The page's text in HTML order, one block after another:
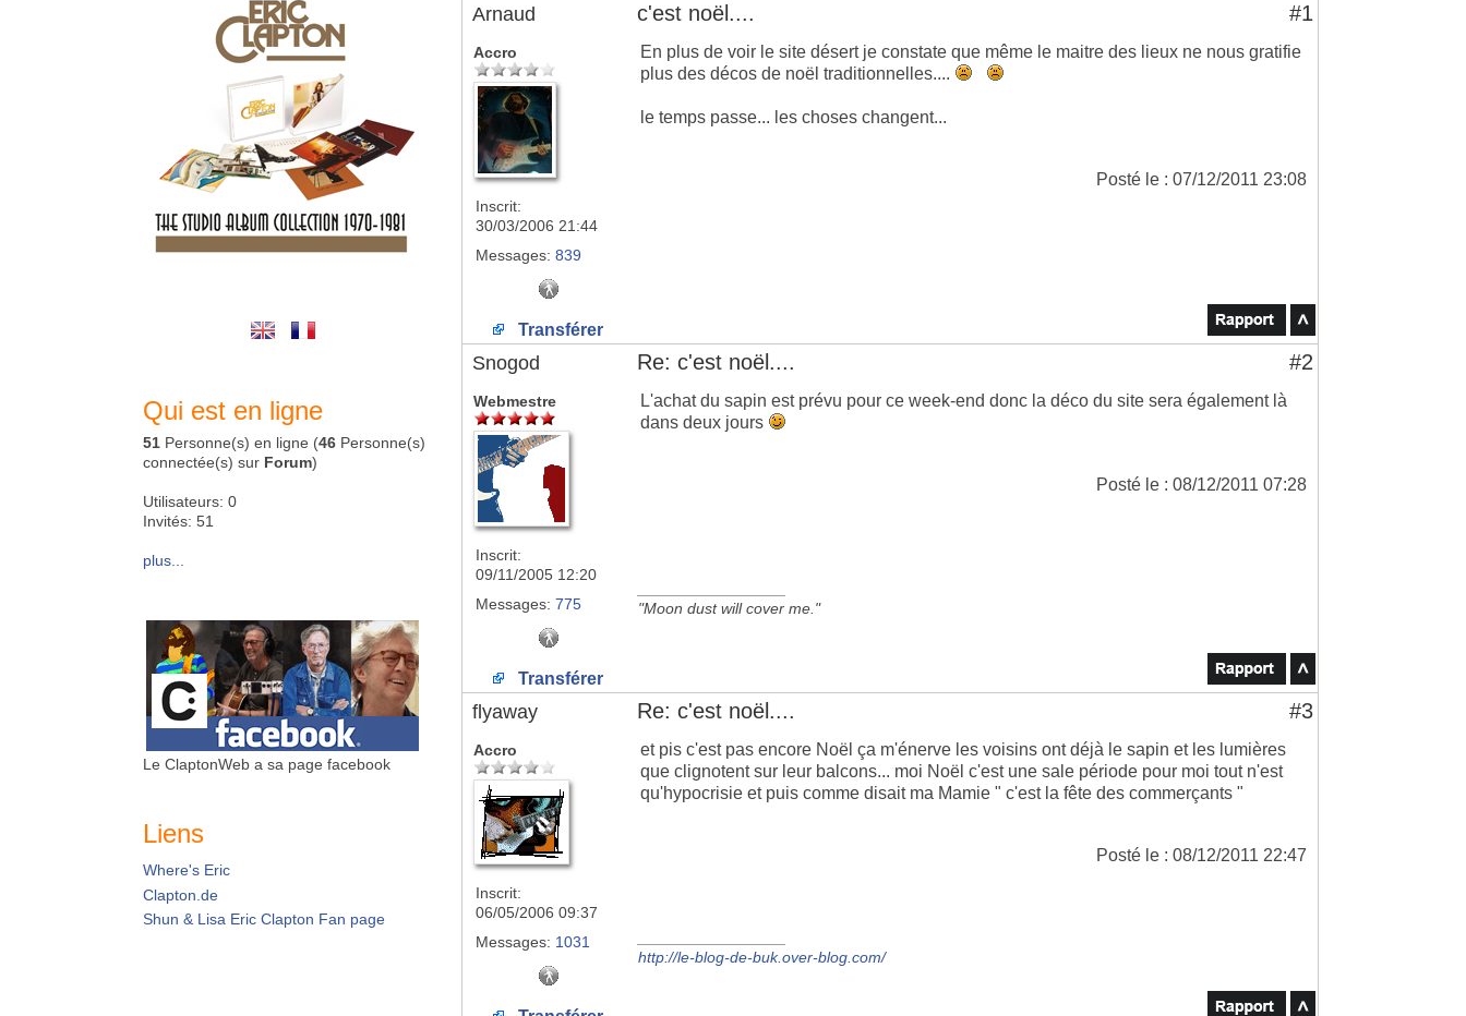
Qui est en ligne
51 Personne(s) en ligne (46 Personne(s)
connectée(s) sur Forum)
Utilisateurs: 0
Invités: 51
plus...
Le ClaptonWeb a sa page facebook
Liens
Where's Eric
Clapton.de
Shun & Lisa Eric Clapton Fan page
Arnaud c'est noël.... #1
Accro
Inscrit:
30/03/2006 21:44
Messages: 839
En plus de voir le site désert je constate que même le maitre des lieux ne nous gratifie
plus des décos de noël traditionnelles....
le temps passe... les choses changent...
Posté le : 07/12/2011 23:08
Transférer
Snogod Re: c'est noël.... #2
Webmestre
Inscrit:
09/11/2005 12:20
Messages: 775
L'achat du sapin est prévu pour ce week-end donc la déco du site sera également là
dans deux jours
Posté le : 08/12/2011 07:28
"Moon dust will cover me."
Transférer
flyaway Re: c'est noël.... #3
Accro
Inscrit:
06/05/2006 09:37
Messages: 1031
et pis c'est pas encore Noël ça m'énerve les voisins ont déjà le sapin et les lumières
que clignotent sur leur balcons... moi Noël c'est une sale période pour moi tout n'est
qu'hypocrisie et puis comme disait ma Mamie " c'est la fête des commerçants "
Posté le : 08/12/2011 22:47
http://le-blog-de-buk.over-blog.com/